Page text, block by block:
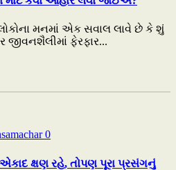
મનમાં એક સવાલ લાવે છે કે શું
ફેરફાર...
0
ક્ષણ રહે, તોપણ પૂરા પ્રસંગનું